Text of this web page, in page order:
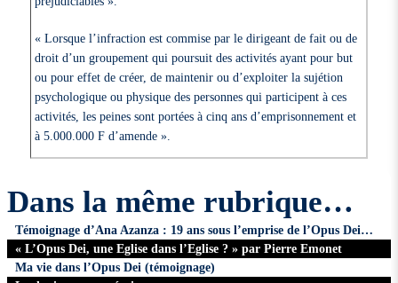
« Lorsque l’infraction est commise par le dirigeant de fait ou de
droit d’un groupement qui poursuit des activités ayant pour but
ou pour effet de créer, de maintenir ou d’exploiter la sujétion
psychologique ou physique des personnes qui participent à ces
activités, les peines sont portées à cinq ans d’emprisonnement et
à 5.000.000 F d’amende ».
Dans la même rubrique…
Témoignage d’Ana Azanza : 19 ans sous l’emprise de l’Opus Dei…
« L’Opus Dei, une Eglise dans l’Eglise ? » par Pierre Emonet
Ma vie dans l’Opus Dei (témoignage)